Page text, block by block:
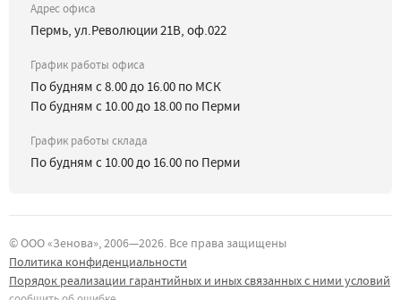
Адрес офиса
Пермь, ул.Революции 21В, оф.022
График работы офиса
По будням с 8.00 до 16.00 по МСК
По будням с 10.00 до 18.00 по Перми
График работы склада
По будням с 10.00 до 16.00 по Перми
©ООО «Зенова», 2006—2026. Все права защищены
Политика конфиденциальности
Порядок реализации гарантийных и иных связанных с ними условий